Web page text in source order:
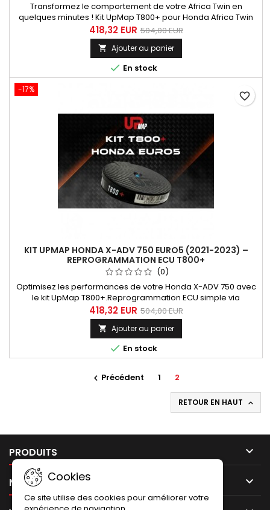
Transformez le comportement de votre Africa Twin en
quelques minutes ! Kit UpMap T800+ pour Honda Africa Twin
1100 (2020-2026). Reprogrammation moteur simple et rapide
pour améliorer couple, réactivité et plaisir de conduite.
Installation plug &amp; play Connexion via smartphone
Cartographies optimisées Solution idéale avec
échappement performance....
418,32 EUR 504,00 EUR
 Ajouter au panier
 En stock
-17%
KIT UPMAP HONDA X-ADV 750 EURO5 (2021-2023) –
REPROGRAMMATION ECU T800+
(0)
Optimisez les performances de votre Honda X-ADV 750 avec
le kit UpMap T800+.Reprogrammation ECU simple via
smartphone, sans modification mécanique, avec
cartographies adaptées à votre configuration. Kit UpMap
Honda X-ADV 750 Euro5 – Reprogrammation ECU Optimisez
les performances de votre Honda X-ADV grâce au système
UpMap, avec une installation rapide via...
418,32 EUR 504,00 EUR
 Ajouter au panier
 En stock
favorite_border
 Précédent 1 2
RETOUR EN HAUT 
PRODUITS 
NOTRE SOCIÉTÉ 
Cookies
Ce site utilise des cookies pour améliorer votre